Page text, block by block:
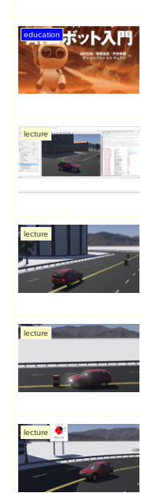
education
lecture
lecture
lecture
lecture